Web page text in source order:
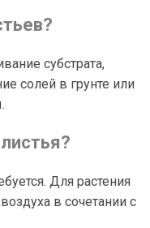
субстрата,
солей в грунте или
Для растения
в сочетании с